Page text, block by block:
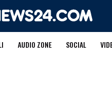
AUDIO ZONE SOCIAL